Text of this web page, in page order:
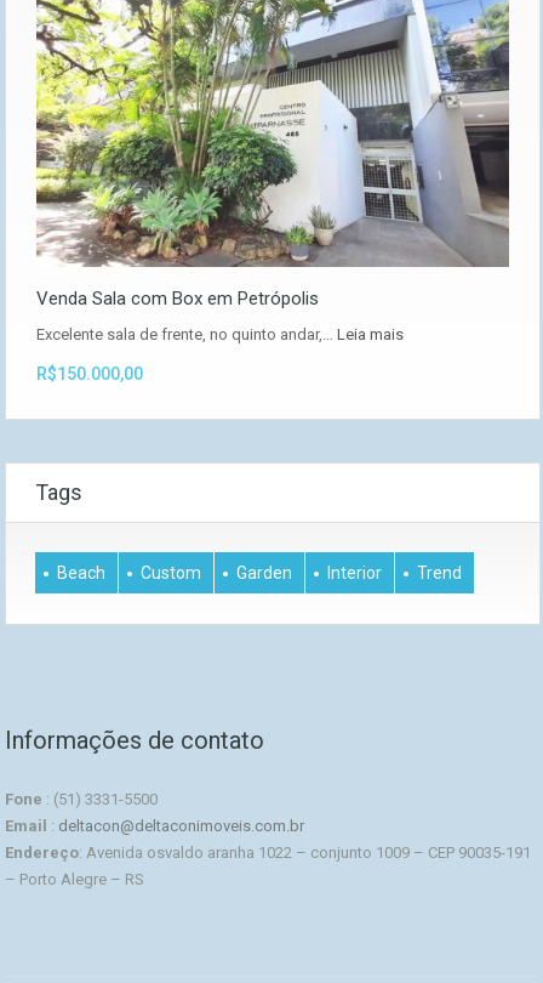
Venda Sala com Box em Petrópolis
Excelente sala de frente, no quinto andar,… Leia mais
R$150.000,00
Tags
Beach Custom Garden Interior Trend
Informações de contato
Fone : (51) 3331-5500
Email : deltacon@deltaconimoveis.com.br
Endereço: Avenida osvaldo aranha 1022 – conjunto 1009 – CEP 90035-191
– Porto Alegre – RS